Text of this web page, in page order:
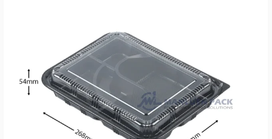
Adicionar Ao Orçamento